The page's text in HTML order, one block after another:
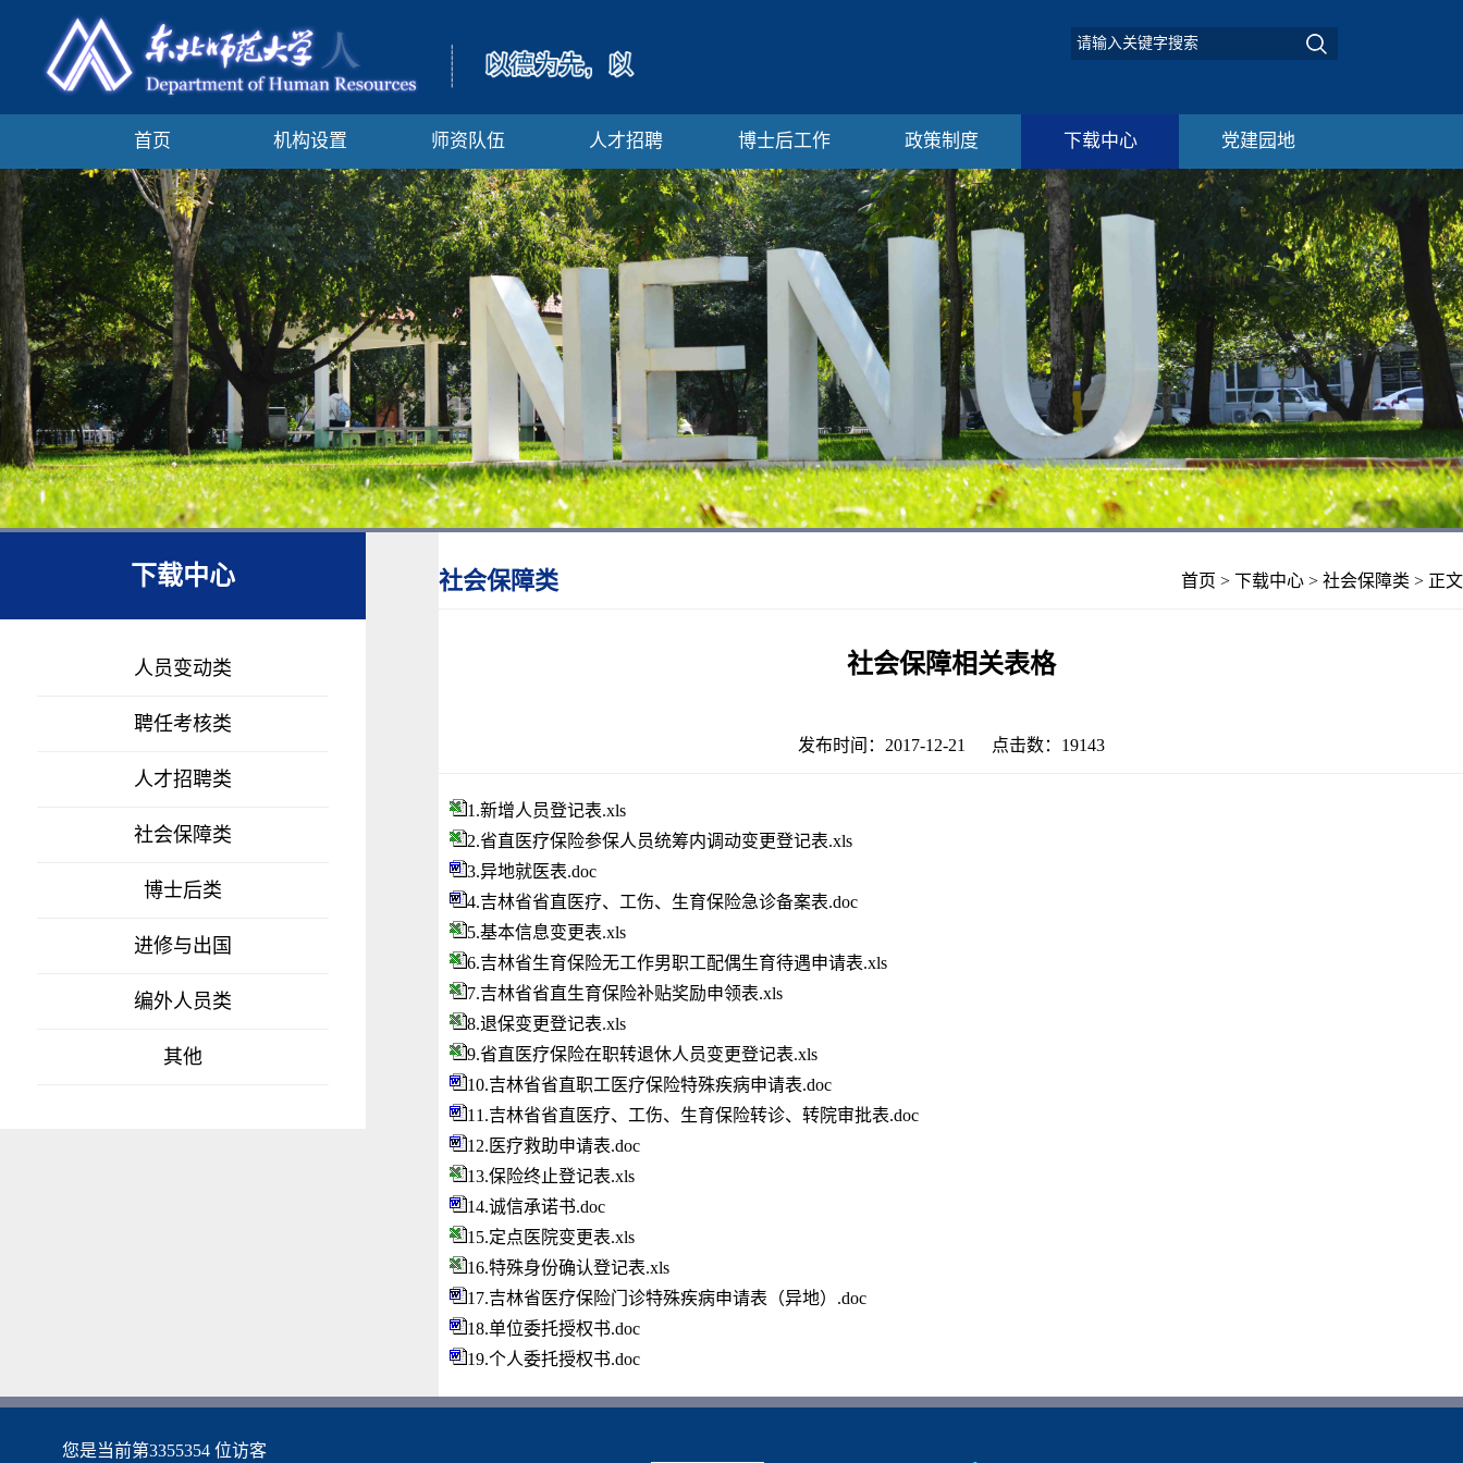
首页 机构设置 师资队伍 人才招聘 博士后工作 政策制度 下载中心 党建园地
下载中心
人员变动类
聘任考核类
人才招聘类
社会保障类
博士后类
进修与出国
编外人员类
其他
社会保障类 首页 > 下载中心 > 社会保障类 > 正文
社会保障相关表格
发布时间：2017-12-21 点击数： 19143
1.新增人员登记表.xls
2.省直医疗保险参保人员统筹内调动变更登记表.xls
3.异地就医表.doc
4.吉林省省直医疗、工伤、生育保险急诊备案表.doc
5.基本信息变更表.xls
6.吉林省生育保险无工作男职工配偶生育待遇申请表.xls
7.吉林省省直生育保险补贴奖励申领表.xls
8.退保变更登记表.xls
9.省直医疗保险在职转退休人员变更登记表.xls
10.吉林省省直职工医疗保险特殊疾病申请表.doc
11.吉林省省直医疗、工伤、生育保险转诊、转院审批表.doc
12.医疗救助申请表.doc
13.保险终止登记表.xls
14.诚信承诺书.doc
15.定点医院变更表.xls
16.特殊身份确认登记表.xls
17.吉林省医疗保险门诊特殊疾病申请表（异地）.doc
18.单位委托授权书.doc
19.个人委托授权书.doc
您是当前第3355354 位访客